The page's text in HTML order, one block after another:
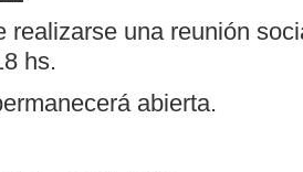
realizarse una reunión
hs.
abierta.